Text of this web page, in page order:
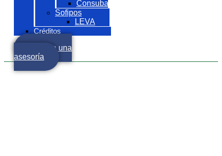
Consubanco
Sofipos
LEVA
Créditos
Agenda una
asesoría